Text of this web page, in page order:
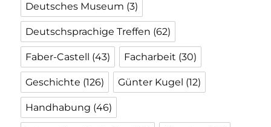
Deutsches Museum (3)
Deutschsprachige Treffen (62)
Faber-Castell (43) Facharbeit (30)
Geschichte (126) Günter Kugel (12)
Handhabung (46)